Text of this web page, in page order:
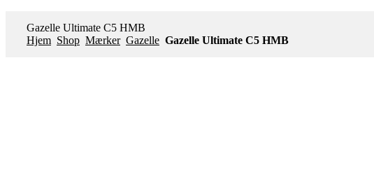
Gazelle Ultimate C5 HMB
Hjem Shop Mærker Gazelle Gazelle Ultimate C5 HMB